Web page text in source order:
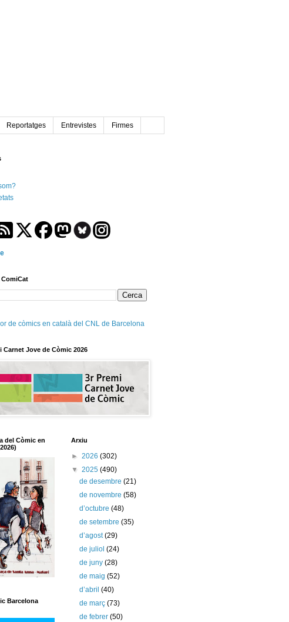
Reportatges Entrevistes Firmes
ComiCat
de còmics en català del CNL de Barcelona
Carnet Jove de Còmic 2026
del Còmic en
Barcelona
Arxiu
► 2026 (302)
▼ 2025 (490)
de desembre(21)
de novembre(58)
d’octubre(48)
de setembre(35)
d’agost(29)
de juliol(24)
de juny(28)
de maig(52)
d’abril(40)
de març(73)
de febrer(50)